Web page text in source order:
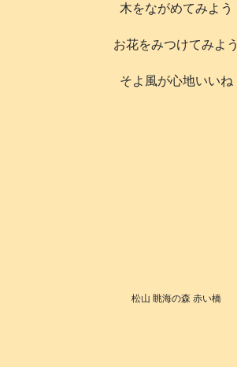
木をながめてみよう
お花をみつけてみよう
そよ風が心地いいね
松山 眺海の森 赤い橋